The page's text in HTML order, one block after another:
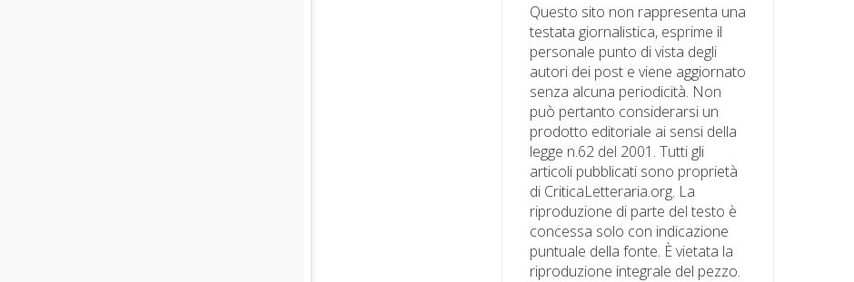
Questo sito non rappresenta una
testata giornalistica, esprime il
personale punto di vista degli
autori dei post e viene aggiornato
senza alcuna periodicità. Non
può pertanto considerarsi un
prodotto editoriale ai sensi della
legge n.62 del 2001. Tutti gli
articoli pubblicati sono proprietà
di CriticaLetteraria.org. La
riproduzione di parte del testo è
concessa solo con indicazione
puntuale della fonte. È vietata la
riproduzione integrale del pezzo.